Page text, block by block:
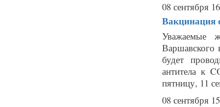
08 сентября
Вакцинация
Уважаемые
Варшавского
будет
антитела к
пятницу, 11
08 сентября